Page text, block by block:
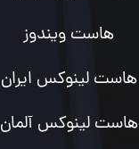
هاست ویندوز
هاست لینوکس ایران
هاست لینوکس آلمان